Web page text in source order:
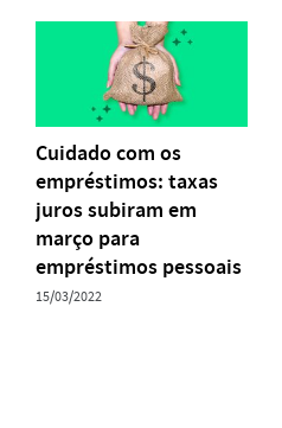
Cuidado com os
empréstimos: taxas
juros subiram em
março para
empréstimos pessoais
15/03/2022